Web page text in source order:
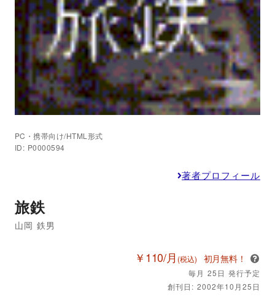
PC・携帯向け/HTML形式
ID: P0000594
著者プロフィール
旅鉄
山岡 鉄男
￥110/月 (税込) 初月無料！
毎月 25日 発行予定
創刊日: 2002年10月25日